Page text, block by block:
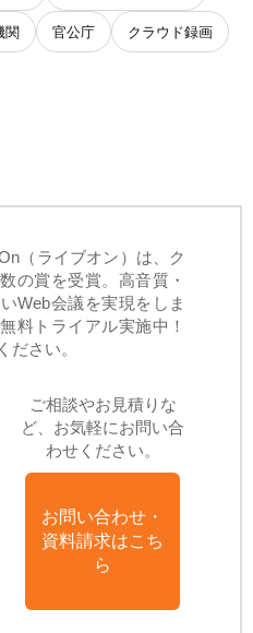
関 官公庁 クラウド録画
（ライブオン）は、ク
の賞を受賞。高音質・
Web会議を実現をしま
料トライアル実施中！
ださい。
ご相談やお見積りな
ど、お気軽にお問い合
わせください。
お問い合わせ・
資料請求はこち
ら